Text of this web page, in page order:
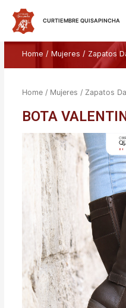
contenido
CURTIEMBRE QUISAPINCHA
Home /Mujeres / Zapatos
Home / Mujeres /Zapatos
BOTA